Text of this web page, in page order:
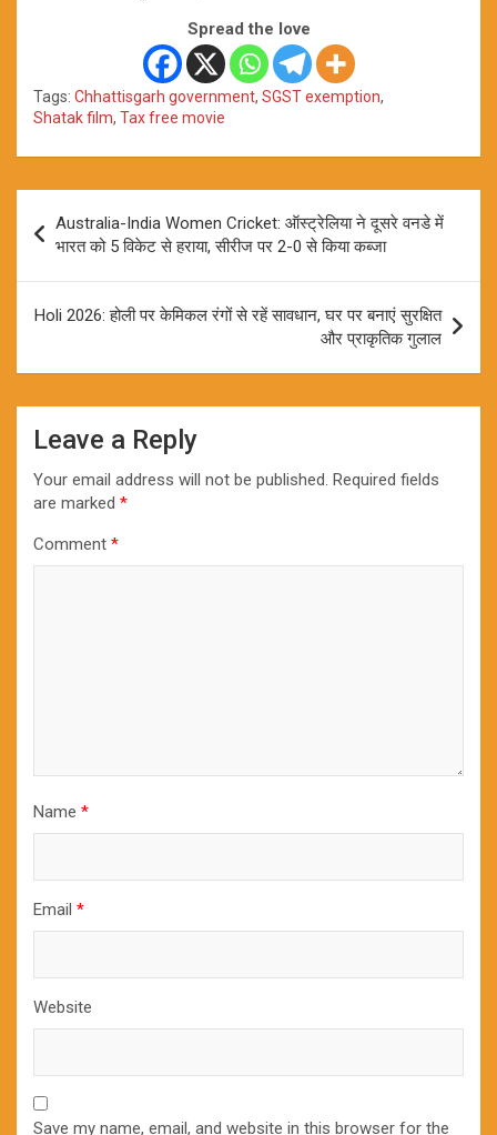
Spread the love
Tags: Chhattisgarh government, SGST exemption,
Shatak film, Tax free movie
navigation
Australia-India Women Cricket: ऑस्ट्रेलिया ने दूसरे वनडे में
भारत को 5 विकेट से हराया, सीरीज पर 2-0 से किया कब्जा
Holi 2026: होली पर केमिकल रंगों से रहें सावधान, घर पर बनाएं सुरक्षित
और प्राकृतिक गुलाल
Leave a Reply
Your email address will not be published. Required fields
are marked *
Comment *
Name *
Email *
Website
Save my name, email, and website in this browser for the